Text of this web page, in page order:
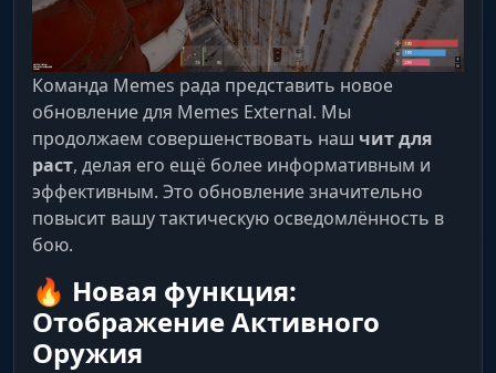
Команда Memes рада представить новое
обновление для Memes External. Мы
продолжаем совершенствовать наш чит для
раст, делая его ещё более информативным и
эффективным. Это обновление значительно
повысит вашу тактическую осведомлённость в
бою.
🔥 Новая функция:
Отображение Активного
Оружия